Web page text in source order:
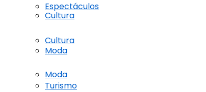
Cultura
Moda
Turismo
Espectáculos
Cultura
Moda